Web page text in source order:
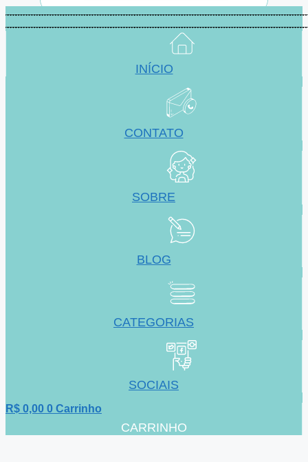
INÍCIO
CONTATO
SOBRE
BLOG
CATEGORIAS
SOCIAIS
R$ 0,00 0 Carrinho
CARRINHO